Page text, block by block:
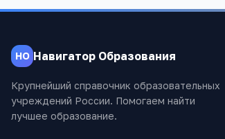
НО Навигатор Образования
Крупнейший справочник образовательных
учреждений России. Помогаем найти
лучшее образование.